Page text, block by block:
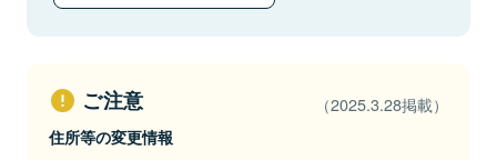
ご注意 （2025.3.28掲載）
住所等の変更情報